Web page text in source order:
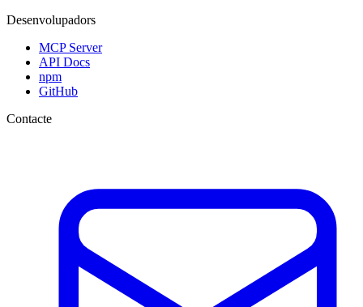
Desenvolupadors
MCP Server
API Docs
npm
GitHub
Contacte